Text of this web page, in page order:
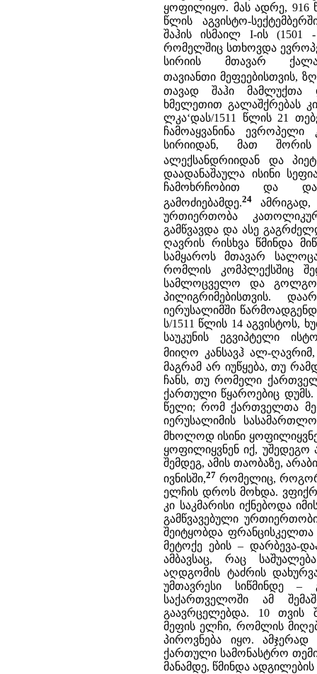
ყოფილიყო. მას ადრე, 916
წლის აგვისტო-
შაჰის ისმაილ I-ის
რომელშიც სთხოვდა
სირიის მთავარ
თავიანთი მეფეებისთვის,
თავად შაჰი მამლუქთა
ხმელეთით გალაშქრებას
ლკა‘დას/1511 წლის 21
ჩამოაყვანინა ევროპელი
სირიიდან, მათ
ალექსანდრიიდან და
დაადანაშაულა ისინი
ჩამოხრჩობით და
გამოძიებამდე.24 ამრიგად,
ურთიერთობა
გამწვავდა და ასე
ღავრის რისხვა წმინდა
სამყაროს მთავარ
რომლის კომპლექსშიც
სამლოცველო და
პილიგრიმებისთვის.
იერუსალიმში
ს/1511 წლის 14 აგვისტოს,
საუკუნის ეგვიპტელი
მიიღო კანსავჰ ალ-
მაგრამ არ იუწყება, თუ
ჩანს, თუ რომელი
ქართული წყაროებიც
წელი; რომ ქართველთა
იერუსალიმის
მხოლოდ ისინი
ყოფილიყვნენ იქ,
შემდეგ, ამის თაობაზე,
ივნისში,27 რომელიც,
ელჩის დროს მოხდა.
კი საკმარისი იქნებოდა
გამწვავებული
შეიტყობდა
მეტოქე ების – დარბევა-
ამბავსაც, რაც
აღდგომის ტაძრის
უმთავრესი სიწმინდე
საქართველოში ამ
გაავრცელებდა. 10 თვის
მეფის ელჩი, რომლის
პიროვნება იყო.
ქართული სამონასტრო
მანამდე, წმინდა